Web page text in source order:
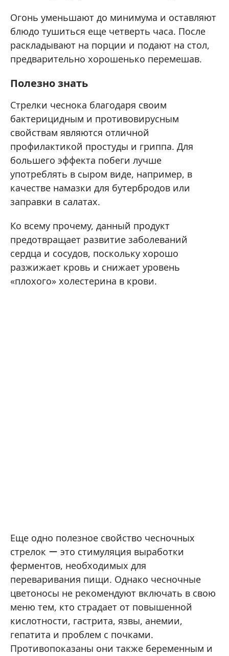
Огонь уменьшают до минимума и оставляют
блюдо тушиться еще четверть часа. После
раскладывают на порции и подают на стол,
предварительно хорошенько перемешав.
Полезно знать
Стрелки чеснока благодаря своим
бактерицидным и противовирусным
свойствам являются отличной
профилактикой простуды и гриппа. Для
большего эффекта побеги лучше
употреблять в сыром виде, например, в
качестве намазки для бутербродов или
заправки в салатах.
Ко всему прочему, данный продукт
предотвращает развитие заболеваний
сердца и сосудов, поскольку хорошо
разжижает кровь и снижает уровень
«плохого» холестерина в крови.
Еще одно полезное свойство чесночных
стрелок ー это стимуляция выработки
ферментов, необходимых для
переваривания пищи. Однако чесночные
цветоносы не рекомендуют включать в свою
меню тем, кто страдает от повышенной
кислотности, гастрита, язвы, анемии,
гепатита и проблем с почками.
Противопоказаны они также беременным и